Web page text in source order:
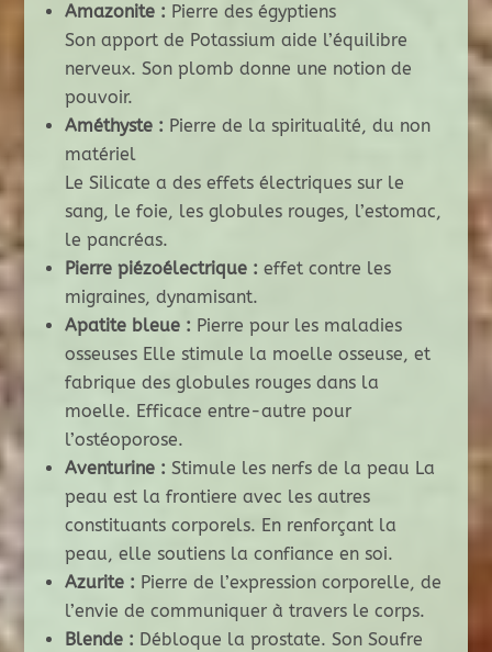
Amazonite : Pierre des égyptiens
Son apport de Potassium aide l’équilibre
nerveux. Son plomb donne une notion de
pouvoir.
Améthyste : Pierre de la spiritualité, du non
matériel
Le Silicate a des effets électriques sur le
sang, le foie, les globules rouges, l’estomac,
le pancréas.
Pierre piézoélectrique : effet contre les
migraines, dynamisant.
Apatite bleue : Pierre pour les maladies
osseuses Elle stimule la moelle osseuse, et
fabrique des globules rouges dans la
moelle. Efficace entre-autre pour
l’ostéoporose.
Aventurine : Stimule les nerfs de la peau La
peau est la frontiere avec les autres
constituants corporels. En renforçant la
peau, elle soutiens la confiance en soi.
Azurite : Pierre de l’expression corporelle, de
l’envie de communiquer à travers le corps.
Blende : Débloque la prostate. Son Soufre